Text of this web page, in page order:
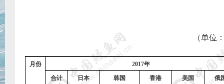
（单位
月份 2017年
合计
日本 韩国 香港 美国
俄